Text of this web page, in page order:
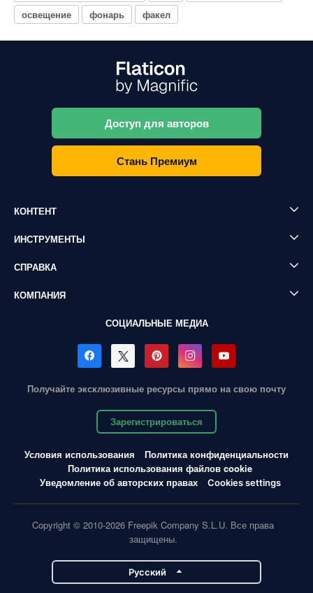
освещение
фонарь факел
Доступ для авторов
Стань Премиум
КОНТЕНТ
ИНСТРУМЕНТЫ
СПРАВКА
КОМПАНИЯ
СОЦИАЛЬНЫЕ МЕДИА
Получайте эксклюзивные ресурсы прямо на свою почту
Зарегистрироваться
Условия использования
Политика конфиденциальности
Политика использования файлов cookie
Уведомление об авторских правах
Cookies settings
Copyright © 2010-2026 Freepik Company S.L.U. Все права
защищены.
Pусский